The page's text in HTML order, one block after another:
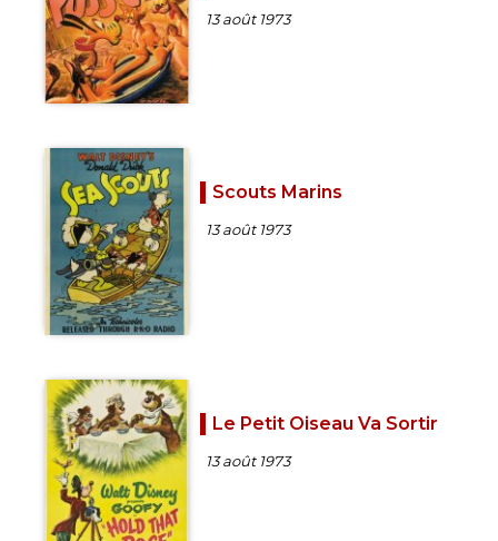
13 août 1973
Scouts Marins
13 août 1973
Le Petit Oiseau Va Sortir
13 août 1973